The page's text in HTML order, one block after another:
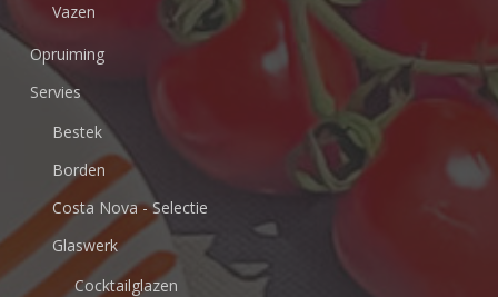
Vazen
Opruiming
Servies
Bestek
Borden
Costa Nova - Selectie
Glaswerk
Cocktailglazen